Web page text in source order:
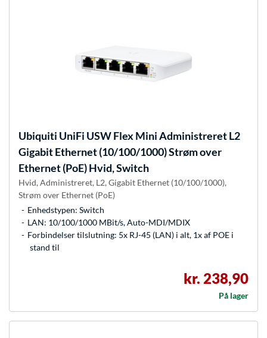
Ubiquiti UniFi USW Flex Mini Administreret L2
Gigabit Ethernet (10/100/1000) Strøm over
Ethernet (PoE) Hvid, Switch
Hvid, Administreret, L2, Gigabit Ethernet (10/100/1000),
Strøm over Ethernet (PoE)
Enhedstypen: Switch
LAN: 10/100/1000 MBit/s, Auto-MDI/MDIX
Forbindelser tilslutning: 5x RJ-45 (LAN) i alt, 1x af POE i
stand til
kr. 238,90
På lager